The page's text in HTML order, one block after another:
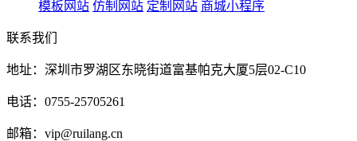
模板网站 仿制网站 定制网站 商城小程序
联系我们
地址：深圳市罗湖区东晓街道富基帕克大厦5层02-C10
电话：0755-25705261
邮箱：vip@ruilang.cn